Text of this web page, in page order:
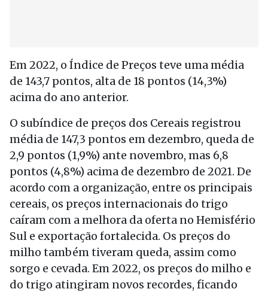
Em 2022, o Índice de Preços teve uma média
de 143,7 pontos, alta de 18 pontos (14,3%)
acima do ano anterior.
O subíndice de preços dos Cereais registrou
média de 147,3 pontos em dezembro, queda de
2,9 pontos (1,9%) ante novembro, mas 6,8
pontos (4,8%) acima de dezembro de 2021. De
acordo com a organização, entre os principais
cereais, os preços internacionais do trigo
caíram com a melhora da oferta no Hemisfério
Sul e exportação fortalecida. Os preços do
milho também tiveram queda, assim como
sorgo e cevada. Em 2022, os preços do milho e
do trigo atingiram novos recordes, ficando